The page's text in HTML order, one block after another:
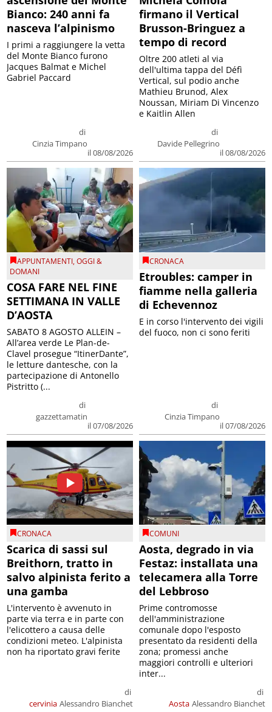
Bianco: 240 anni fa
nasceva l’alpinismo
di
Cinzia Timpano
il 08/08/2026
I primi a raggiungere la vetta
del Monte Bianco furono
Jacques Balmat e Michel
Gabriel Paccard
firmano il Vertical
Brusson-Bringuez a
tempo di record
di
Davide Pellegrino
il 08/08/2026
Oltre 200 atleti al via
dell'ultima tappa del Défì
Vertical, sul podio anche
Mathieu Brunod, Alex
Noussan, Miriam Di Vincenzo
e Kaitlin Allen
APPUNTAMENTI,OGGI &
DOMANI
COSA FARE NEL FINE
SETTIMANA IN VALLE
D’AOSTA
di
gazzettamatin
il 07/08/2026
SABATO 8 AGOSTO ALLEIN –
All’area verde Le Plan-de-
Clavel prosegue “ItinerDante”,
le letture dantesche, con la
partecipazione di Antonello
Pistritto (...
CRONACA
Etroubles: camper in
fiamme nella galleria
di Echevennoz
di
Cinzia Timpano
il 07/08/2026
E in corso l'intervento dei vigili
del fuoco, non ci sono feriti
CRONACA
Scarica di sassi sul
Breithorn, tratto in
salvo alpinista ferito a
una gamba
cervinia
di
Alessandro Bianchet
L'intervento è avvenuto in
parte via terra e in parte con
l'elicottero a causa delle
condizioni meteo. L'alpinista
non ha riportato gravi ferite
COMUNI
Aosta, degrado in via
Festaz: installata una
telecamera alla Torre
del Lebbroso
Aosta
di
Alessandro Bianchet
Prime contromosse
dell'amministrazione
comunale dopo l'esposto
presentato da residenti della
zona; promessi anche
maggiori controlli e ulteriori
inter...